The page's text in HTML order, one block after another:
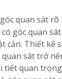
quan sát rõ
góc quan
cản. Thiết kế
sát trở
tiết quan trọng